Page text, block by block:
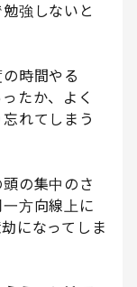
強しないと
時間やる
たか、よく
れてしまう
の集中のさ
方向線上に
になってしま